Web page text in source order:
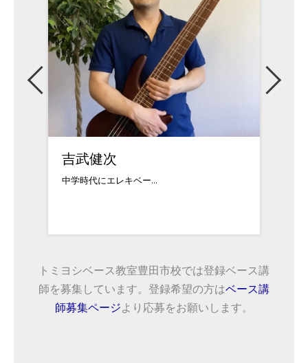
長谷川慧人
洗足学園音楽大学出身...
トミヨシベース教室豊田市校では登録ベース講
師を募集しています。登録希望の方はベース講
師募集ページより応募をお願いします。